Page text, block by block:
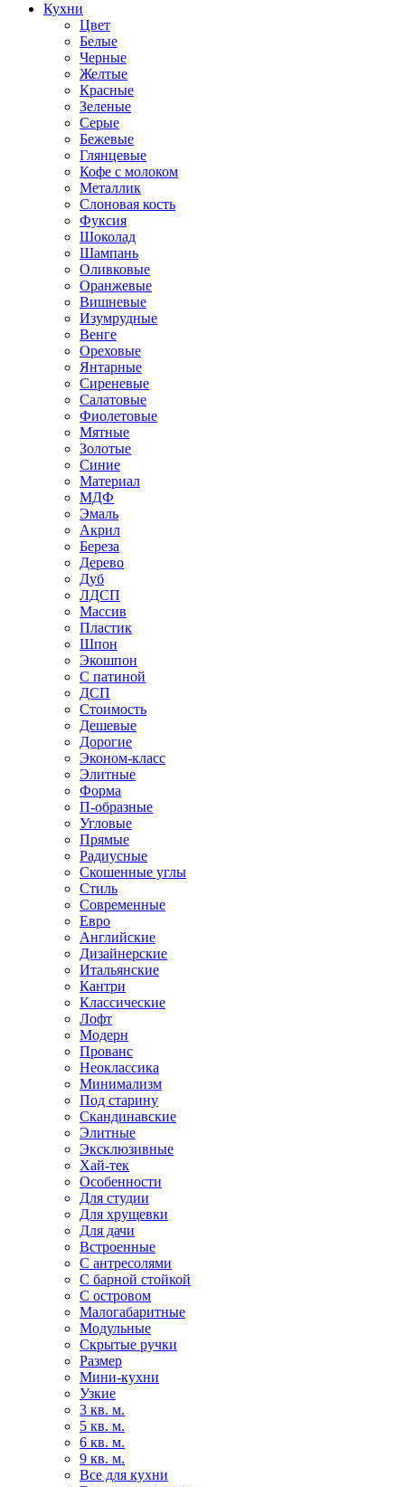
Кухни
Цвет
Белые
Черные
Желтые
Красные
Зеленые
Серые
Бежевые
Глянцевые
Кофе с молоком
Металлик
Слоновая кость
Фуксия
Шоколад
Шампань
Оливковые
Оранжевые
Вишневые
Изумрудные
Венге
Ореховые
Янтарные
Сиреневые
Салатовые
Фиолетовые
Мятные
Золотые
Синие
Материал
МДФ
Эмаль
Акрил
Береза
Дерево
Дуб
ЛДСП
Массив
Пластик
Шпон
Экошпон
С патиной
ДСП
Стоимость
Дешевые
Дорогие
Эконом-класс
Элитные
Форма
П-образные
Угловые
Прямые
Радиусные
Скошенные углы
Стиль
Современные
Евро
Английские
Дизайнерские
Итальянские
Кантри
Классические
Лофт
Модерн
Прованс
Неоклассика
Минимализм
Под старину
Скандинавские
Элитные
Эксклюзивные
Хай-тек
Особенности
Для студии
Для хрущевки
Для дачи
Встроенные
С антресолями
С барной стойкой
С островом
Малогабаритные
Модульные
Скрытые ручки
Размер
Мини-кухни
Узкие
3 кв. м.
5 кв. м.
6 кв. м.
9 кв. м.
Все для кухни